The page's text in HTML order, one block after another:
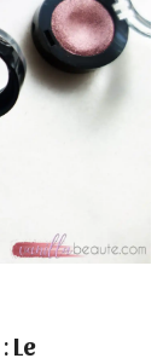
: Le